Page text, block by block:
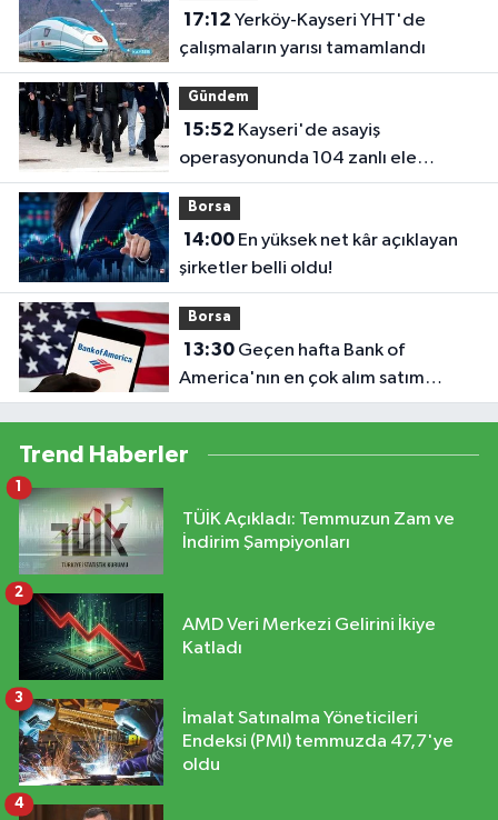
17:12
çalışmaların yarısı tamamlandı
Gündem
15:52
operasyonunda 104 zanlı ele
geçirildi
Borsa
14:00En yüksek net kâr açıklayan
şirketler belli oldu!
Borsa
13:30Geçen hafta Bank of
America'nın en çok alım satım
yaptığı hisseler
Trend Haberler
TÜİK Açıkladı: Temmuzun Zam ve
İndirim Şampiyonları
1
AMD Veri Merkezi Gelirini İkiye
Katladı
2
İmalat Satınalma Yöneticileri
Endeksi (PMI) temmuzda 47,7'ye
oldu
3
4